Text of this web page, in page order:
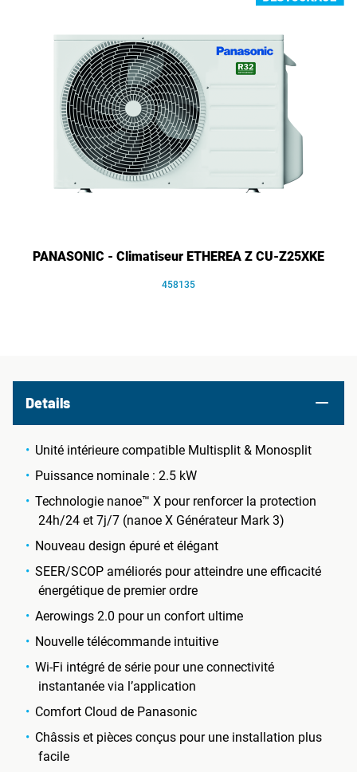
PANASONIC - Climatiseur ETHEREA Z CU-Z25XKE
458135
Details
Unité intérieure compatible Multisplit & Monosplit
Puissance nominale : 2.5 kW
Technologie nanoe™ X pour renforcer la protection
24h/24 et 7j/7 (nanoe X Générateur Mark 3)
Nouveau design épuré et élégant
SEER/SCOP améliorés pour atteindre une efficacité
énergétique de premier ordre
Aerowings 2.0 pour un confort ultime
Nouvelle télécommande intuitive
Wi-Fi intégré de série pour une connectivité
instantanée via l’application
Comfort Cloud de Panasonic
Châssis et pièces conçus pour une installation plus
facile